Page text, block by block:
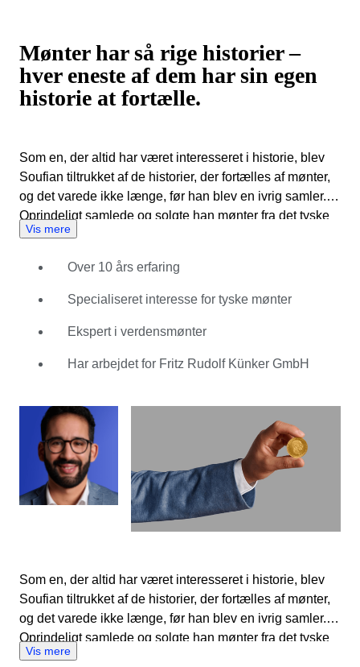
Mønter har så rige historier –
hver eneste af dem har sin egen
historie at fortælle.
Som en, der altid har været interesseret i historie, blev
Soufian tiltrukket af de historier, der fortælles af mønter,
og det varede ikke længe, før han blev en ivrig samler.
Oprindeligt samlede og solgte han mønter fra det tyske
rige, men udvidede hurtigt sine interesser til mønter fra
Under sine studier i Tyskland begyndte Soufian at
arbejde på et møntauktionshus, hvor han hurtigt
og udviklede ekspertviden om branchen. Dette gav ham
prestigefyldte mønthandler Fritz Rudolf Künker GmbH i
bestemme den nøjagtige tilstand og markedsværdi af
mønter og medaljer og udviklede et skarpt øje for at
spotte forfalskninger. Med over 10 års erfaring med at
hjælpe både købere og sælgere med at identificere
mønter af ægte kvalitet, viser Soufian sig at være en
velrenommeret kilde til viden for Catawikis passionerede
Vis mere
Over 10 års erfaring
Specialiseret interesse for tyske mønter
Ekspert i verdensmønter
Har arbejdet for Fritz Rudolf Künker GmbH
Som en, der altid har været interesseret i historie, blev
Soufian tiltrukket af de historier, der fortælles af mønter,
og det varede ikke længe, før han blev en ivrig samler.
Oprindeligt samlede og solgte han mønter fra det tyske
rige, men udvidede hurtigt sine interesser til mønter fra
Vis mere